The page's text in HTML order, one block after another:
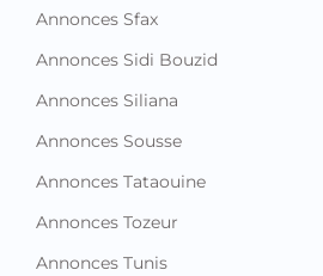
Annonces Sfax
Annonces Sidi Bouzid
Annonces Siliana
Annonces Sousse
Annonces Tataouine
Annonces Tozeur
Annonces Tunis